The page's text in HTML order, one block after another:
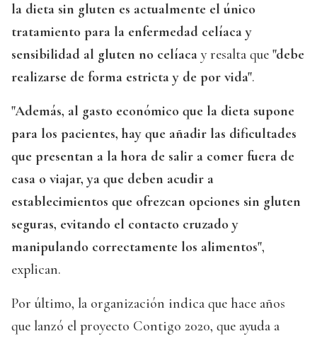
la dieta sin gluten es actualmente el único
tratamiento para la enfermedad celíaca y
sensibilidad al gluten no celíaca y resalta que "debe
realizarse de forma estricta y de por vida".
"Además, al gasto económico que la dieta supone
para los pacientes, hay que añadir las dificultades
que presentan a la hora de salir a comer fuera de
casa o viajar, ya que deben acudir a
establecimientos que ofrezcan opciones sin gluten
seguras, evitando el contacto cruzado y
manipulando correctamente los alimentos",
explican.
Por último, la organización indica que hace años
que lanzó el proyecto Contigo 2020, que ayuda a